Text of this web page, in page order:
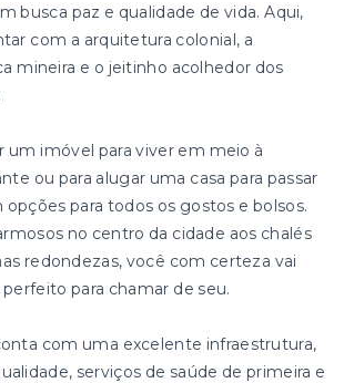
busca paz e qualidade de vida. Aqui,
com a arquitetura colonial, a
mineira e o jeitinho acolhedor dos
um imóvel para viver em meio à
ou para alugar uma casa para passar
opções para todos os gostos e bolsos.
no centro da cidade aos chalés
redondezas, você com certeza vai
para chamar de seu.
com uma excelente infraestrutura,
serviços de saúde de primeira e